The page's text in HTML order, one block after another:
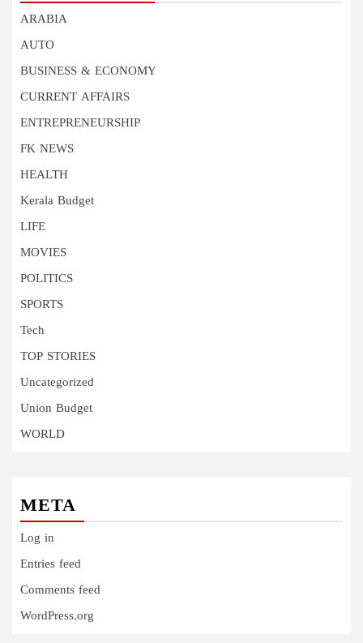
ARABIA
AUTO
BUSINESS & ECONOMY
CURRENT AFFAIRS
ENTREPRENEURSHIP
FK NEWS
HEALTH
Kerala Budget
LIFE
MOVIES
POLITICS
SPORTS
Tech
TOP STORIES
Uncategorized
Union Budget
WORLD
META
Log in
Entries feed
Comments feed
WordPress.org